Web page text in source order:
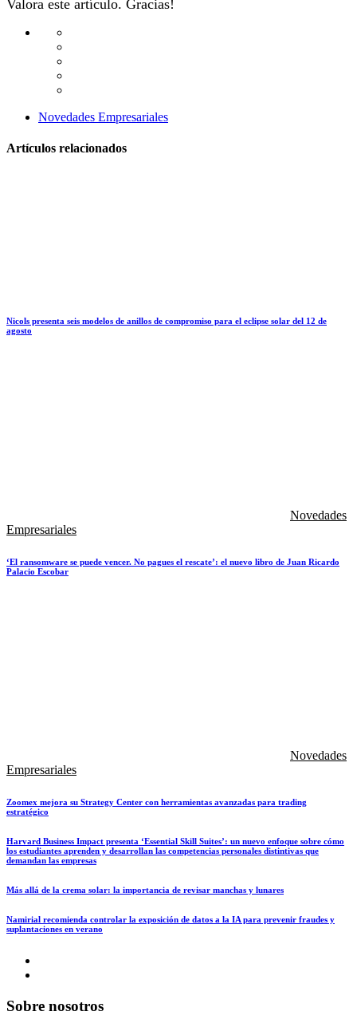
Valora este artículo. Gracias!
Novedades Empresariales
Artículos relacionados
Nicols presenta seis modelos de anillos de compromiso para el eclipse solar del 12 de
agosto
Novedades
Empresariales
‘El ransomware se puede vencer. No pagues el rescate’: el nuevo libro de Juan Ricardo
Palacio Escobar
Novedades
Empresariales
Zoomex mejora su Strategy Center con herramientas avanzadas para trading
estratégico
Harvard Business Impact presenta ‘Essential Skill Suites’: un nuevo enfoque sobre cómo
los estudiantes aprenden y desarrollan las competencias personales distintivas que
demandan las empresas
Más allá de la crema solar: la importancia de revisar manchas y lunares
Namirial recomienda controlar la exposición de datos a la IA para prevenir fraudes y
suplantaciones en verano
Sobre nosotros